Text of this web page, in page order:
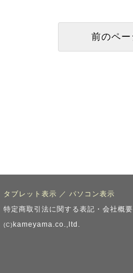
タブレット表示 ／ パソコン表示
特定商取引法に関する表記・会社概要
(C) kameyama.co.,ltd.